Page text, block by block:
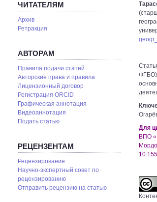
ЧИТАТЕЛЯМ
Архив
Ретракция
АВТОРАМ
Правила подачи статей
Авторские права и правила
Лицензионный договор
Регистрация ORCID
Графическая аннотация
Видеоаннотация
Подать статью
РЕЦЕНЗЕНТАМ
Рецензирование
Научно-экспертный совет по
рецензированию
Отправить рецензию на статью
Для
ВПО